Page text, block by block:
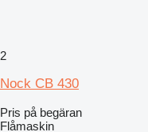
2
Nock CB 430
Pris på begäran
Flåmaskin